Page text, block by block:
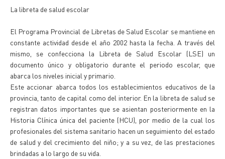
La libreta de salud escolar
El Programa Provincial de Libretas de Salud Escolar se mantiene en
constante actividad desde el año 2002 hasta la fecha. A través del
mismo, se confecciona la Libreta de Salud Escolar (LSE) un
documento único y obligatorio durante el periodo escolar, que
abarca los niveles inicial y primario.
Este accionar abarca todos los establecimientos educativos de la
provincia, tanto de capital como del interior. En la libreta de salud se
registran datos importantes que se asientan posteriormente en la
Historia Clínica única del paciente (HCU), por medio de la cual los
profesionales del sistema sanitario hacen un seguimiento del estado
de salud y del crecimiento del niño; y a su vez, de las prestaciones
brindadas a lo largo de su vida.